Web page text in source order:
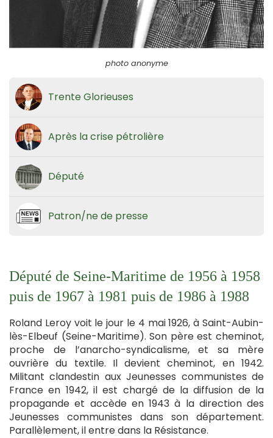
photo anonyme
Trente Glorieuses
Après la crise pétrolière
Député
Patron/ne de presse
Député de Seine-Maritime de 1956 à 1958
puis de 1967 à 1981 puis de 1986 à 1988
Roland Leroy voit le jour le 4 mai 1926, à Saint-Aubin-
lès-Elbeuf (Seine-Maritime). Son père est cheminot,
proche de l’anarcho-syndicalisme, et sa mère
ouvrière du textile. Il devient cheminot, en 1942.
Militant clandestin aux Jeunesses communistes de
France en 1942, il est chargé de la diffusion de la
propagande et accède en 1943 à la direction des
Jeunesses communistes dans son département.
Parallèlement, il entre dans la Résistance.